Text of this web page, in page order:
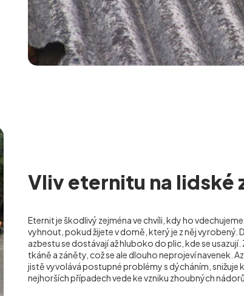
Vliv eternitu na lidské
Eternit je škodlivý zejména ve chvíli, kdy ho vdechujeme
vyhnout, pokud žijete v domě, který je z něj vyrobený.
azbestu se dostávají až hluboko do plic, kde se
tkáně a záněty, což se ale dlouho neprojeví navenek.
jistě vyvolává postupné problémy s dýcháním, snižuje
nejhorších případech vede ke vzniku zhoubných nádorů.